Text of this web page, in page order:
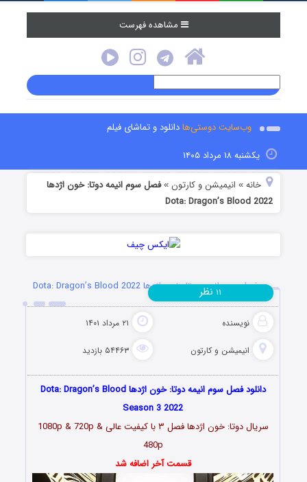
مشاهده فهرست
وب‌سایت دوستی‌هادانلود و تماشای فیلم
یکشنبه ۱۸ مرداد ۱۴۰۵
خانه » انیمیشن و کارتون »فصل سوم انیمه دوتا: خون اژدها
Dota: Dragon’s Blood 2022
فصل سوم انیمه دوتا: خون اژدها Dota: Dragon’s Blood 2022
نویسنده ۲۱ مرداد ۱۴۰۱
انیمیشن و کارتون ۵۴۴۶۳ بازدید
۱۱ نظر
دانلود فصل سوم انیمه دوتا: خون اژدها Dota: Dragon’s Blood
Season 3 2022
سریال دوتا: خون اژدها فصل ۳ با کیفیت عالی 1080p & 720p &
480p
قسمت آخر اضافه شد